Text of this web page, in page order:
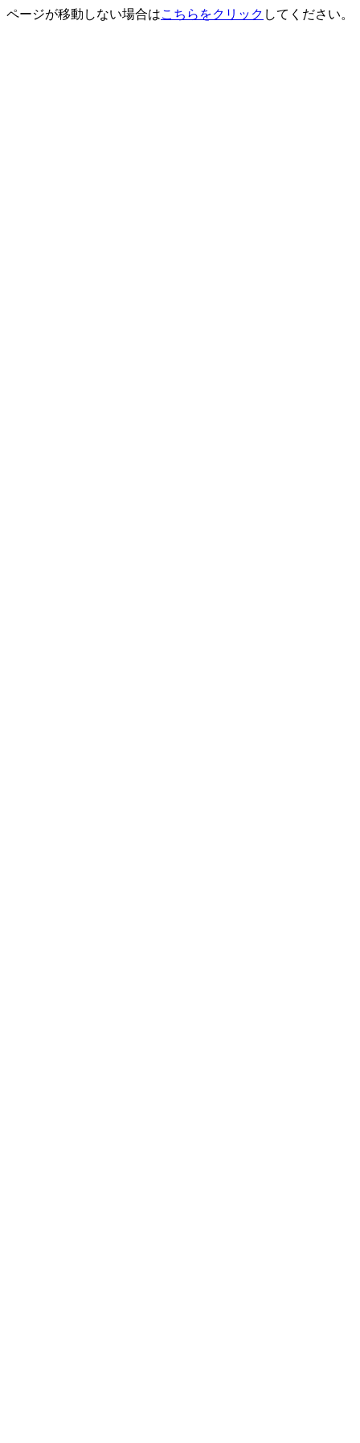
ページが移動しない場合はこちらをクリック してください。